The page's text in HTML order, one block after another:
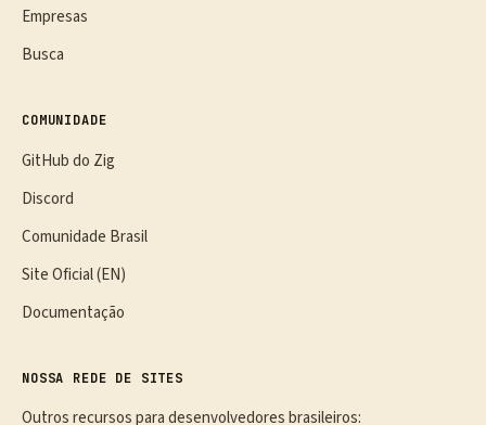
Empresas
Busca
COMUNIDADE
GitHub do Zig
Discord
Comunidade Brasil
Site Oficial (EN)
Documentação
NOSSA REDE DE SITES
Outros recursos para desenvolvedores brasileiros: